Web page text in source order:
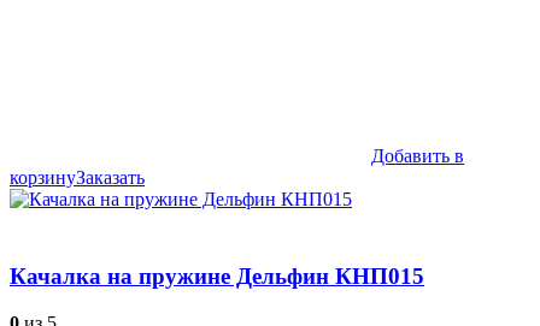
Добавить в
корзинуЗаказать
Качалка на пружине Дельфин КНП015